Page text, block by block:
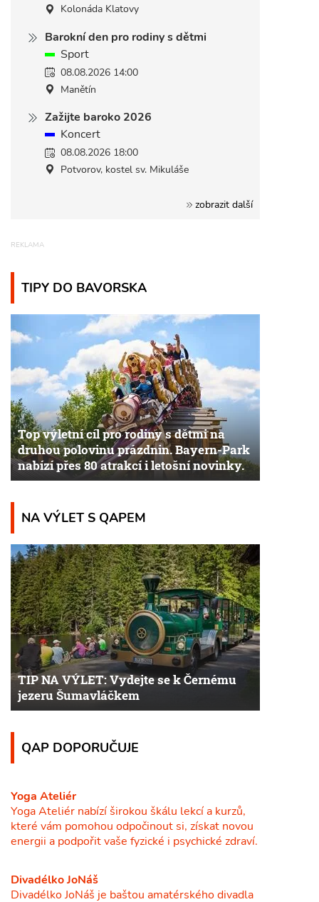
Kolonáda Klatovy
Barokní den pro rodiny s dětmi
Sport
08.08.2026 14:00
Manětín
Zažijte baroko 2026
Koncert
08.08.2026 18:00
Potvorov, kostel sv. Mikuláše
zobrazit další
TIPY DO BAVORSKA
Top výletní cíl pro rodiny s dětmi na
druhou polovinu prázdnin. Bayern-Park
nabízí přes 80 atrakcí i letošní novinky.
NA VÝLET S QAPEM
TIP NA VÝLET: Vydejte se k Černému
jezeru Šumavláčkem
QAP DOPORUČUJE
Yoga Ateliér
Yoga Ateliér nabízí širokou škálu lekcí a kurzů,
které vám pomohou odpočinout si, získat novou
energii a podpořit vaše fyzické i psychické zdraví.
Divadélko JoNáš
Divadélko JoNáš je baštou amatérského divadla